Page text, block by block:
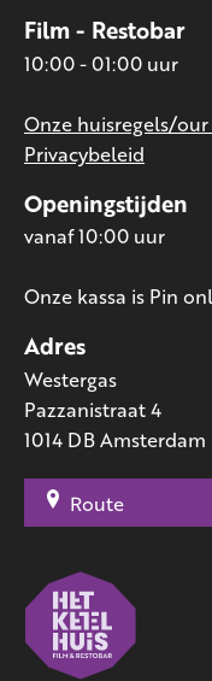
Adres
Westergas
Pazzanistraat 4
1014 DB Amsterdam
Route
Openingstijden
vanaf 10:00 uur
Onze kassa is Pin
Film - Restobar
10:00 - 01:00 uur
Onze huisregels/
Privacybeleid